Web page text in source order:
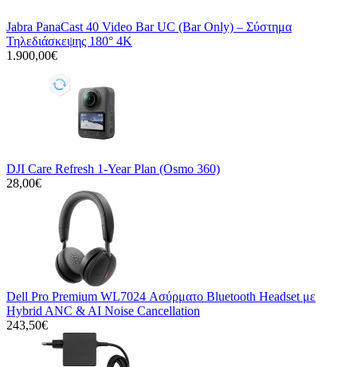
Jabra PanaCast 40 Video Bar UC (Bar Only) – Σύστημα
Τηλεδιάσκεψης 180° 4K
1.900,00€
DJI Care Refresh 1-Year Plan (Osmo 360)
28,00€
Dell Pro Premium WL7024 Ασύρματο Bluetooth Headset με
Hybrid ANC & AI Noise Cancellation
243,50€